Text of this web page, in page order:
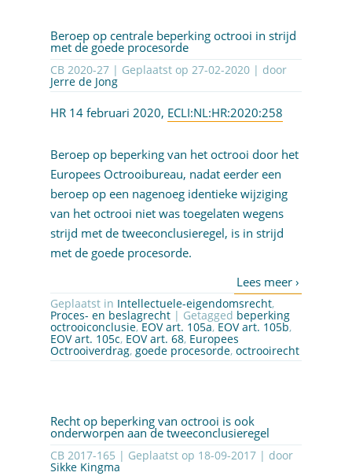
Beroep op centrale beperking octrooi in strijd
met de goede procesorde
CB 2020-27 | Geplaatst op 27-02-2020| door
Jerre de Jong
HR 14 februari 2020, ECLI:NL:HR:2020:258
Beroep op beperking van het octrooi door het
Europees Octrooibureau, nadat eerder een
beroep op een nagenoeg identieke wijziging
van het octrooi niet was toegelaten wegens
strijd met de tweeconclusieregel, is in strijd
met de goede procesorde.
Geplaatst in Intellectuele-eigendomsrecht,
Proces- en beslagrecht | Getagged beperking
octrooiconclusie, EOV art. 105a, EOV art. 105b,
EOV art. 105c, EOV art. 68, Europees
Octrooiverdrag, goede procesorde, octrooirecht
Recht op beperking van octrooi is ook
onderworpen aan de tweeconclusieregel
CB 2017-165 | Geplaatst op 18-09-2017| door
Sikke Kingma